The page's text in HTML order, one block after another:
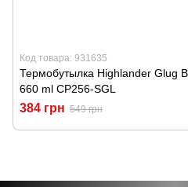
Код товара: 931635
Термобутылка Highlander Glug
660 ml CP256-SGL
384 грн 549 грн